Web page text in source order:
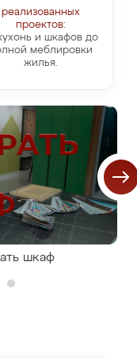
реализованных
проектов:
и шкафов до
меблировки
жилья.
шкаф